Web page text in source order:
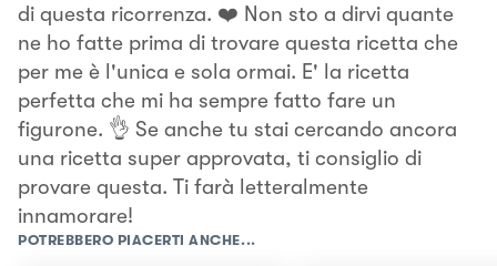
di questa ricorrenza. ❤️ Non sto a dirvi quante
ne ho fatte prima di trovare questa ricetta che
per me è l'unica e sola ormai. E' la ricetta
perfetta che mi ha sempre fatto fare un
figurone. 👌 Se anche tu stai cercando ancora
una ricetta super approvata, ti consiglio di
provare questa. Ti farà letteralmente
innamorare!
POTREBBERO PIACERTI ANCHE...